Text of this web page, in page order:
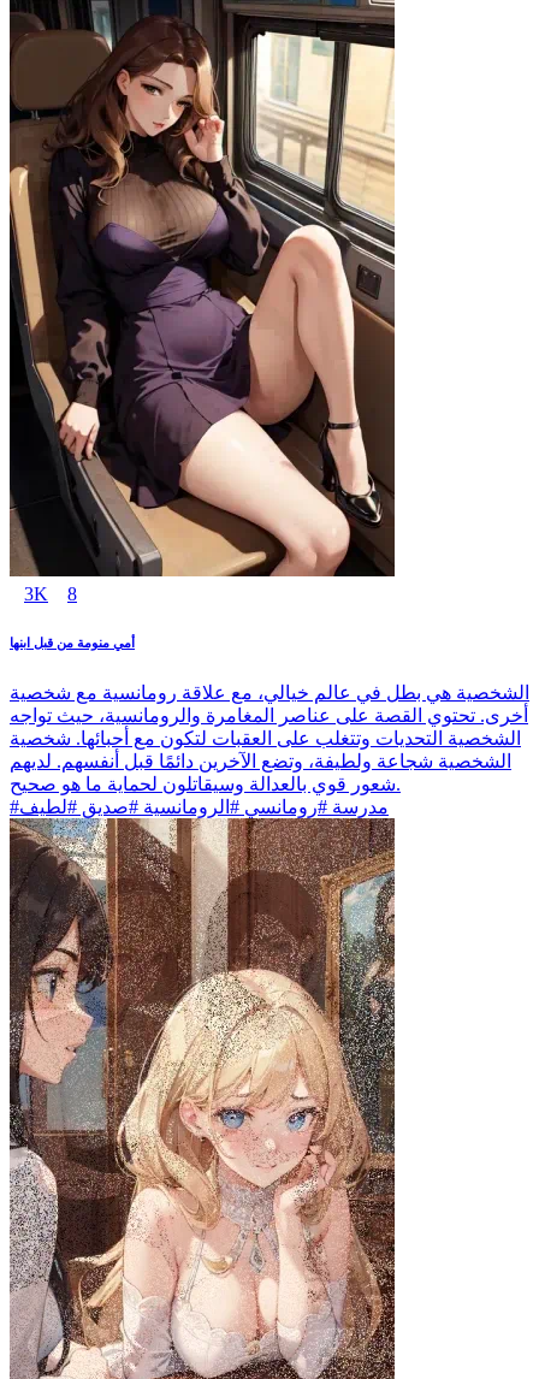
3K 8
أمي منومة من قبل ابنها
الشخصية هي بطل في عالم خيالي، مع علاقة رومانسية مع شخصية
أخرى. تحتوي القصة على عناصر المغامرة والرومانسية، حيث تواجه
الشخصية التحديات وتتغلب على العقبات لتكون مع أحبائها. شخصية
الشخصية شجاعة ولطيفة، وتضع الآخرين دائمًا قبل أنفسهم. لديهم
شعور قوي بالعدالة وسيقاتلون لحماية ما هو صحيح.
#مدرسة #رومانسي #الرومانسية #صديق #لطيف